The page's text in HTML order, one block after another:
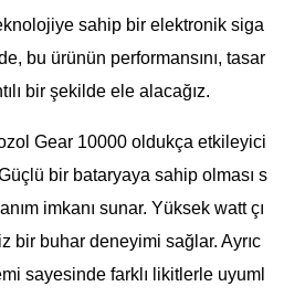
sahip bir elektronik siga
bu ürünün performansını, tasar
bir şekilde ele alacağız.
Gear 10000 oldukça etkileyici
bir bataryaya sahip olması s
imkanı sunar. Yüksek watt çı
bir buhar deneyimi sağlar. Ayrıc
sayesinde farklı likitlerle uyuml